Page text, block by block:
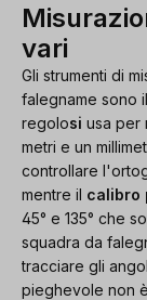
vari
Gli strumenti di
falegname sono
regolosi usa per
metri e un
controllare
mentre il calibro
45° e 135° che
squadra da
tracciare gli
pieghevole non